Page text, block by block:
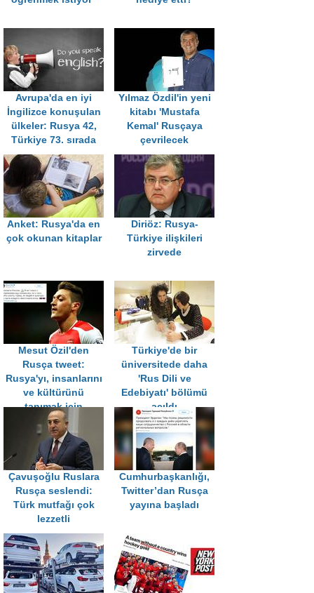
Avrupa'da en iyi
İngilizce konuşulan
ülkeler: Rusya 42,
Türkiye 73. sırada
Yılmaz Özdil'in yeni
kitabı 'Mustafa
Kemal' Rusçaya
çevrilecek
Anket: Rusya'da en
çok okunan kitaplar
Diriöz: Rusya-
Türkiye ilişkileri
zirvede
Mesut Özil'den
Rusça tweet:
Rusya'yı, insanlarını
ve kültürünü
tanımak için
sabırsızlanıyorum
Türkiye'de bir
üniversitede daha
'Rus Dili ve
Edebiyatı' bölümü
açıldı
Çavuşoğlu Ruslara
Rusça seslendi:
Türk mutfağı çok
lezzetli
Cumhurbaşkanlığı,
Twitter’dan Rusça
yayına başladı